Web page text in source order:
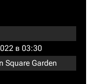
в 03:30
Square Garden